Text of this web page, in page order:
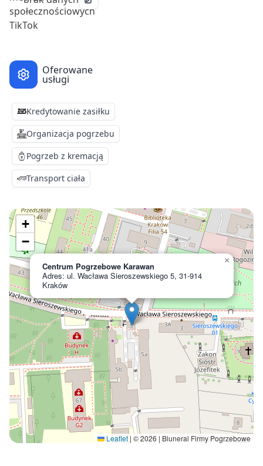
Oferowane
usługi
Kredytowanie zasiłku
Organizacja pogrzebu
Pogrzeb z kremacją
Transport ciała
Centrum Pogrzebowe Karawan
Adres: ul. Wacława Sieroszewskiego 5, 31-914
Kraków
×
+
−
Leaflet | © 2026 | Bluneral Firmy Pogrzebowe